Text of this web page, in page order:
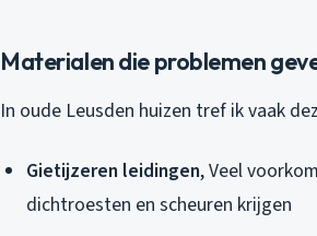
Materialen die problemen
In oude Leusden huizen tref ik vaak
Gietijzeren leidingen, Veel
dichtroesten en scheuren krijgen